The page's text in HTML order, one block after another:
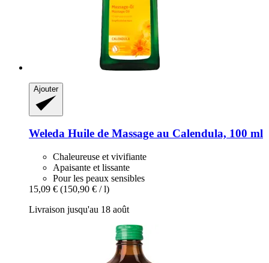
Ajouter
Weleda Huile de Massage au Calendula, 100 ml
Chaleureuse et vivifiante
Apaisante et lissante
Pour les peaux sensibles
15,09 € (150,90 € / l)
Livraison jusqu'au 18 août